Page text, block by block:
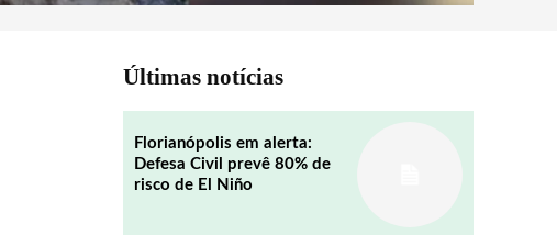
Últimas notícias
Florianópolis em alerta:
Defesa Civil prevê 80% de
risco de El Niño